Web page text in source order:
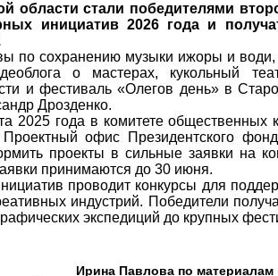
области стали победителями
инициатив 2026 года и
по сохранению музыки ижоры и
о мастерах, кукольный
и фестиваль «Олегов день» в
Дрозденко.
2025 года в комитете общественных
офис Президентского
проекты в сильные заявки на
принимаются до 30 июня.
проводит конкурсы для
индустрий. Победители
экспедиций до крупных
Ирина Павлова по